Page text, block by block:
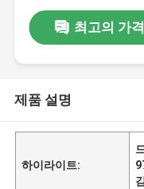
최고의 가격
제품 설명
하이라이트: